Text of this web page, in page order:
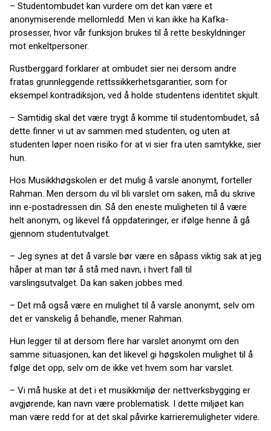
– Studentombudet kan vurdere om det kan være et
anonymiserende mellomledd. Men vi kan ikke ha Kafka-
prosesser, hvor vår funksjon brukes til å rette beskyldninger
mot enkeltpersoner.
Rustberggard forklarer at ombudet sier nei dersom andre
fratas grunnleggende rettssikkerhetsgarantier, som for
eksempel kontradiksjon, ved å holde studentens identitet skjult.
– Samtidig skal det være trygt å komme til studentombudet, så
dette finner vi ut av sammen med studenten, og uten at
studenten løper noen risiko for at vi sier fra uten samtykke, sier
hun.
Hos Musikkhøgskolen er det mulig å varsle anonymt, forteller
Rahman. Men dersom du vil bli varslet om saken, må du skrive
inn e-postadressen din. Så den eneste muligheten til å være
helt anonym, og likevel få oppdateringer, er ifølge henne å gå
gjennom studentutvalget.
– Jeg synes at det å varsle bør være en såpass viktig sak at jeg
håper at man tør å stå med navn, i hvert fall til
varslingsutvalget. Da kan saken jobbes med.
– Det må også være en mulighet til å varsle anonymt, selv om
det er vanskelig å behandle, mener Rahman.
Hun legger til at dersom flere har varslet anonymt om den
samme situasjonen, kan det likevel gi høgskolen mulighet til å
følge det opp, selv om de ikke vet hvem som har varslet.
– Vi må huske at det i et musikkmiljø der nettverksbygging er
avgjørende, kan navn være problematisk. I dette miljøet kan
man være redd for at det skal påvirke karrieremuligheter videre.